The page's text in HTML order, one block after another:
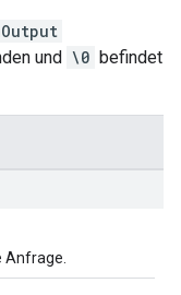
und \0 befindet
Anfrage.